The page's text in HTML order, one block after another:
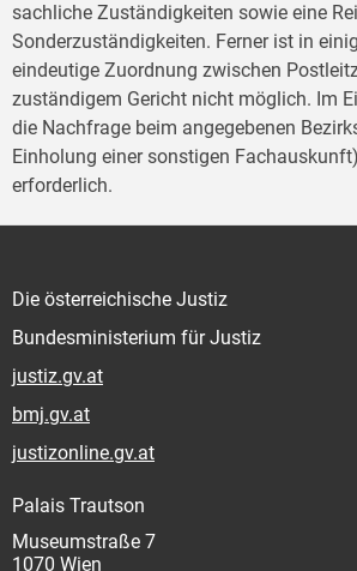
sachliche Zuständigkeiten sowie eine
Sonderzuständigkeiten. Ferner ist in
eindeutige Zuordnung zwischen
zuständigem Gericht nicht möglich. Im
die Nachfrage beim angegebenen
Einholung einer sonstigen
erforderlich.
Die österreichische Justiz
Bundesministerium für Justiz
justiz.gv.at
bmj.gv.at
justizonline.gv.at
Palais Trautson
Museumstraße 7
1070 Wien